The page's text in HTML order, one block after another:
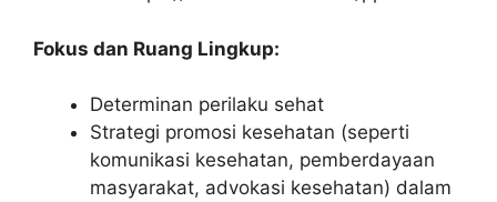
Fokus dan Ruang Lingkup:
Determinan perilaku sehat
Strategi promosi kesehatan (seperti
komunikasi kesehatan, pemberdayaan
masyarakat, advokasi kesehatan) dalam